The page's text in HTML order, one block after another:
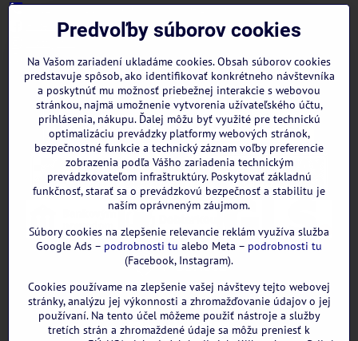
+421 944 322 536 (PO-PIA: 09:00- 15:00)
Facebook
WhatsApp
GOOGLE recenzie:
Predvoľby súborov cookies
Na Vašom zariadení ukladáme cookies. Obsah súborov cookies
predstavuje spôsob, ako identifikovať konkrétneho návštevníka
a poskytnúť mu možnosť priebežnej interakcie s webovou
stránkou, najmä umožnenie vytvorenia užívateľského účtu,
prihlásenia, nákupu. Ďalej môžu byť využité pre technickú
optimalizáciu prevádzky platformy webových stránok,
bezpečnostné funkcie a technický záznam voľby preferencie
zobrazenia podľa Vášho zariadenia technickým
prevádzkovateľom infraštruktúry. Poskytovať základnú
funkčnosť, starať sa o prevádzkovú bezpečnosť a stabilitu je
naším oprávneným záujmom.
Súbory cookies na zlepšenie relevancie reklám využíva služba
Google Ads – podrobnosti tu alebo Meta – podrobnosti tu
(Facebook, Instagram).
Cookies používame na zlepšenie vašej návštevy tejto webovej
stránky, analýzu jej výkonnosti a zhromažďovanie údajov o jej
používaní. Na tento účel môžeme použiť nástroje a služby
tretích strán a zhromaždené údaje sa môžu preniesť k